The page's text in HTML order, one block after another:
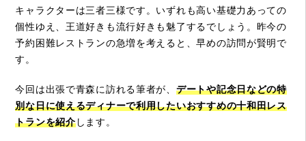
キャラクターは三者三様です。いずれも高い基礎力あっての
個性ゆえ、王道好きも流行好きも魅了するでしょう。昨今の
予約困難レストランの急増を考えると、早めの訪問が賢明で
す。
今回は出張で青森に訪れる筆者が、 デートや記念日などの特
別な日に使えるディナーで利用したいおすすめの十和田レス
トランを紹介します。